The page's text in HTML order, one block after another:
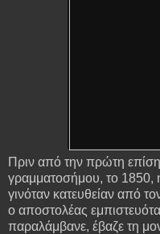
Πριν από την πρώτη
γραμματοσήμου, το 1850,
γινόταν κατευθείαν από
ο αποστολέας
παραλάμβανε, έβαζε τη